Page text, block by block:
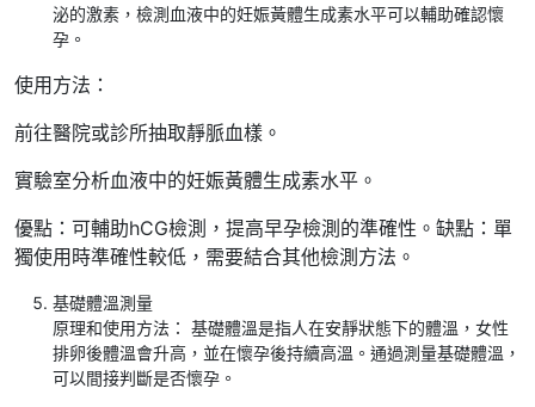
泌的激素，檢測血液中的妊娠黃體生成素水平可以輔助確認懷
孕。
使用方法：
前往醫院或診所抽取靜脈血樣。
實驗室分析血液中的妊娠黃體生成素水平。
優點：可輔助hCG檢測，提高早孕檢測的準確性。缺點：單
獨使用時準確性較低，需要結合其他檢測方法。
基礎體溫測量
原理和使用方法： 基礎體溫是指人在安靜狀態下的體溫，女性
排卵後體溫會升高，並在懷孕後持續高溫。通過測量基礎體溫，
可以間接判斷是否懷孕。